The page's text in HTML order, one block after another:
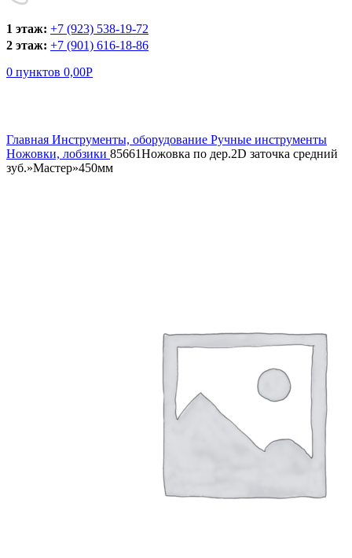
1 этаж: +7 (923) 538-19-72
2 этаж: +7 (901) 616-18-86
0 пунктов 0,00Р
Главная Инструменты, оборудование Ручные инструменты
Ножовки, лобзики 85661Ножовка по дер.2D заточка средний
зуб.»Мастер»450мм